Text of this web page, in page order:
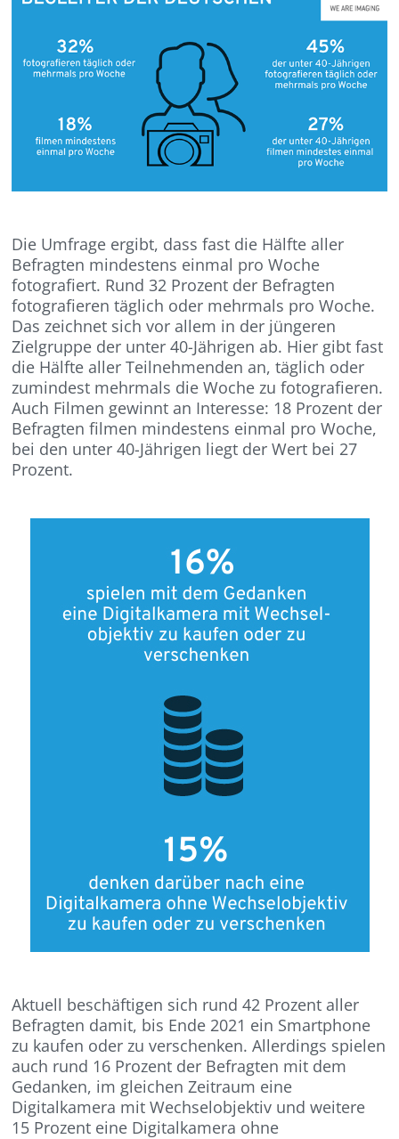
Die Umfrage ergibt, dass fast die Hälfte aller
Befragten mindestens einmal pro Woche
fotografiert. Rund 32 Prozent der Befragten
fotografieren täglich oder mehrmals pro Woche.
Das zeichnet sich vor allem in der jüngeren
Zielgruppe der unter 40-Jährigen ab. Hier gibt fast
die Hälfte aller Teilnehmenden an, täglich oder
zumindest mehrmals die Woche zu fotografieren.
Auch Filmen gewinnt an Interesse: 18 Prozent der
Befragten filmen mindestens einmal pro Woche,
bei den unter 40-Jährigen liegt der Wert bei 27
Prozent.
Aktuell beschäftigen sich rund 42 Prozent aller
Befragten damit, bis Ende 2021 ein Smartphone
zu kaufen oder zu verschenken. Allerdings spielen
auch rund 16 Prozent der Befragten mit dem
Gedanken, im gleichen Zeitraum eine
Digitalkamera mit Wechselobjektiv und weitere
15 Prozent eine Digitalkamera ohne